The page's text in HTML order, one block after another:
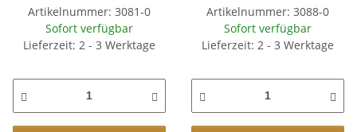
Artikelnummer: 3081-0
Sofort verfügbar
Lieferzeit: 2 - 3 Werktage
Artikelnummer: 3088-0
Sofort verfügbar
Lieferzeit: 2 - 3 Werktage